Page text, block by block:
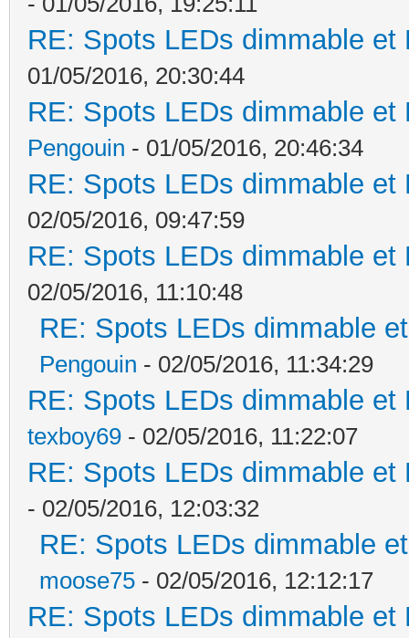
RE: Spots LEDs dimmable
01/05/2016, 20:30:44
RE: Spots LEDs dimmable
Pengouin - 01/05/2016, 20:46:34
RE: Spots LEDs dimmable
02/05/2016, 09:47:59
RE: Spots LEDs dimmable
02/05/2016, 11:10:48
RE: Spots LEDs dimmable
Pengouin - 02/05/2016, 11:34:29
RE: Spots LEDs dimmable
texboy69 - 02/05/2016, 11:22:07
RE: Spots LEDs dimmable
- 02/05/2016, 12:03:32
RE: Spots LEDs dimmable
moose75 - 02/05/2016, 12:12:17
RE: Spots LEDs dimmable